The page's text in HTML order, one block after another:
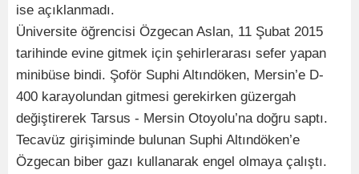
ise açıklanmadı.
Üniversite öğrencisi Özgecan Aslan, 11 Şubat 2015
tarihinde evine gitmek için şehirlerarası sefer yapan
minibüse bindi. Şoför Suphi Altındöken, Mersin’e D-
400 karayolundan gitmesi gerekirken güzergah
değiştirerek Tarsus - Mersin Otoyolu’na doğru saptı.
Tecavüz girişiminde bulunan Suphi Altındöken’e
Özgecan biber gazı kullanarak engel olmaya çalıştı.